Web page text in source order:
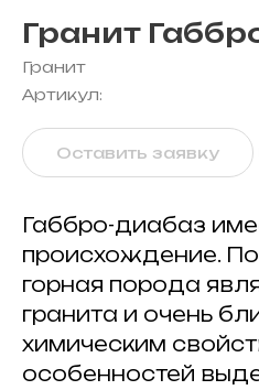
Гранит
Гранит
Артикул:
Оставить заявку
Габбро-диабаз
происхождение.
горная порода
гранита и очень
химическим
особенностей